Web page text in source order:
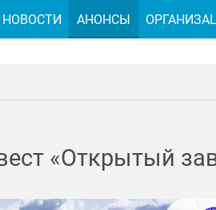
«Открытый
НОВОСТИ АНОНСЫ